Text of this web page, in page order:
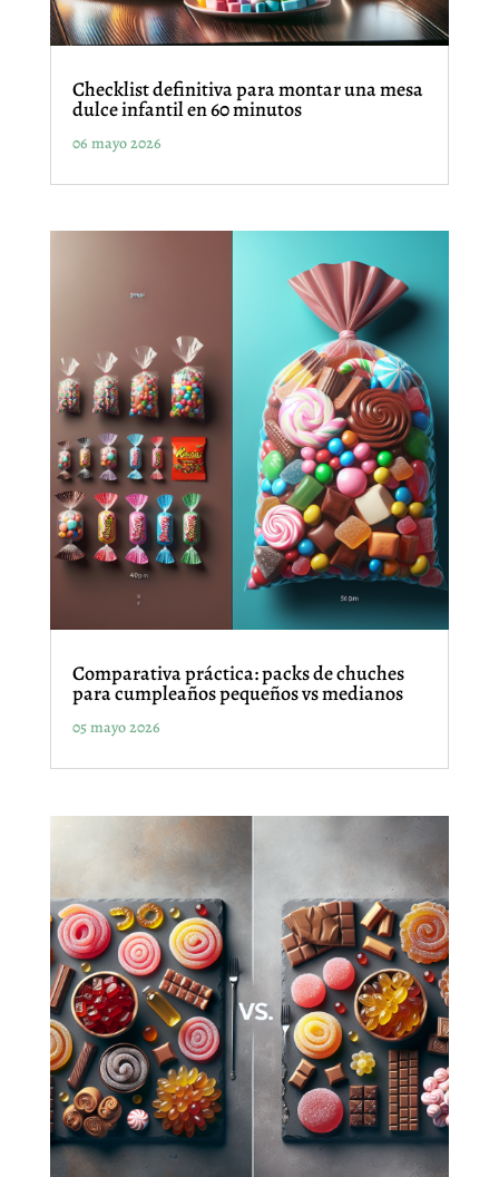
Checklist definitiva para montar una mesa
dulce infantil en 60 minutos
06 mayo 2026
Comparativa práctica: packs de chuches
para cumpleaños pequeños vs medianos
05 mayo 2026